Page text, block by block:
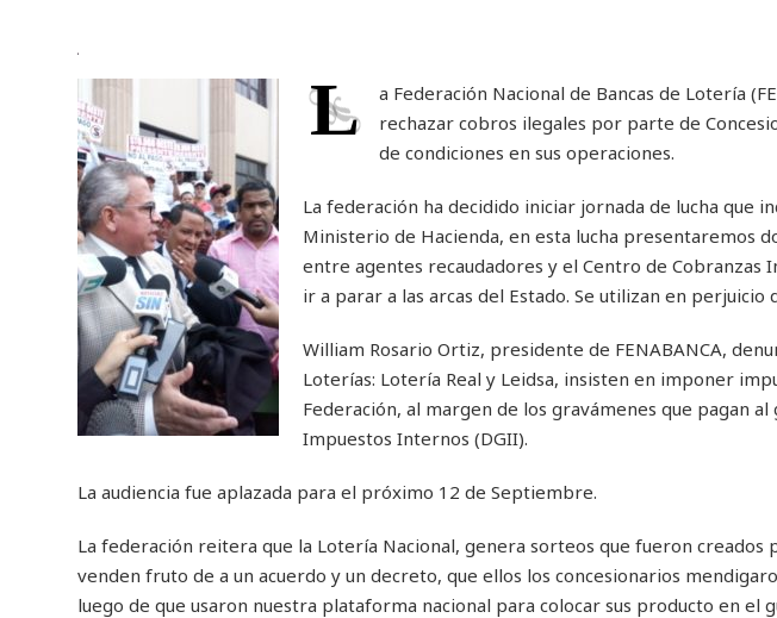
L
a Federación Nacional de Bancas de Lotería
rechazar cobros ilegales por parte de
de condiciones en sus operaciones.
La federación ha decidido iniciar jornada de lucha que
Ministerio de Hacienda, en esta lucha presentaremos
entre agentes recaudadores y el Centro de Cobranzas
ir a parar a las arcas del Estado. Se utilizan en perjuicio
William Rosario Ortiz, presidente de FENABANCA,
Loterías: Lotería Real y Leidsa, insisten en imponer
Federación, al margen de los gravámenes que pagan
Impuestos Internos (DGII).
La audiencia fue aplazada para el próximo 12 de Septiembre.
La federación reitera que la Lotería Nacional, genera sorteos que fueron creados
venden fruto de a un acuerdo y un decreto, que ellos los concesionarios
luego de que usaron nuestra plataforma nacional para colocar sus producto en